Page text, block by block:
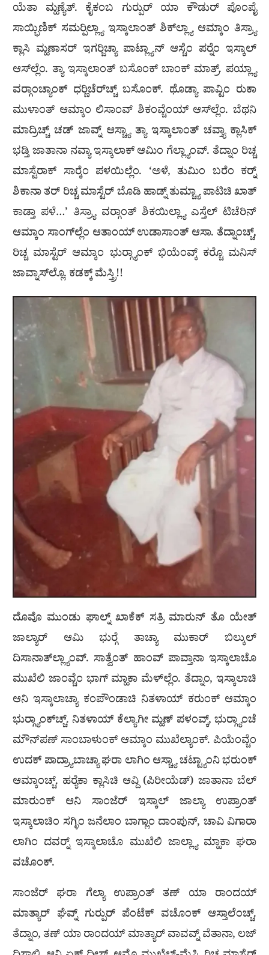
ಯೆತಾ ಮ್ಹಣ್ಯೆತ್. ಕೈಕಂಬ ಗುರ‍್ಪುರ್ ಯಾ ಕೌಡುರ್ ಪೊಂಪೈ
ಸಾಯ್ಭಿಣಿಕ್ ಸಮರ‍್ಪಿಲ್ಲ್ಯಾ ಇಸ್ಕಾಲಾಂತ್ ಶಿಕ್‌ಲ್ಲ್ಯಾ ಆಮ್ಕಾಂ ತಿಸ್ರ್ಯಾ
ಕ್ಲಾಸಿ ಮ್ಹಣಾಸರ್ ಇಗರ‍್ಜಿಚ್ಯಾ ಪಾಟ್ಲ್ಯಾನ್ ಆಸ್ಚೆಂ ಪರ‍್ನೆಂ ಇಸ್ಕಾಲ್
ಆಸ್‌ಲ್ಲೆಂ. ತ್ಯಾ ಇಸ್ಕಾಲಾಂತ್ ಬಸೊಂಕ್ ಬಾಂಕ್ ಮಾತ್ರ್. ಪಯ್ಲ್ಯಾ
ವರ‍್ಗಾಂಚ್ಯಾಂಕ್ ಧರ‍್ಣಿಚೆರ್‌ಚ್ಚ್ ಬಸೊಂಕ್. ಥೊಡ್ಯಾ ಪಾವ್ಟಿಂ ರುಕಾ
ಮುಳಾಂತ್ ಆಮ್ಕಾಂ ಲಿಸಾಂವ್ ಶಿಕಂವ್ಚೆಂಯ್ ಆಸ್‌ಲ್ಲೆಂ. ಬೆಥನಿ
ಮಾದ್ರಿಚ್ಚ್ ಚಡ್ ಜಾವ್ನ್ ಆಸ್ಚ್ಯಾ ತ್ಯಾ ಇಸ್ಕಾಲಾಂತ್ ಚವ್ತ್ಯಾ ಕ್ಲಾಸಿಕ್
ಭಡ್ತಿ ಜಾತಾನಾ ನವ್ಯಾ ಇಸ್ಕಾಲಾಕ್ ಆಮಿಂ ಗೆಲ್ಲ್ಯಾಂವ್. ತೆದ್ನಾಂ ರಿಚ್ಚ
ಮಾಸ್ಟೆರಾಕ್ ಸಾರ‍್ಕೆಂ ಪಳಯಿಲ್ಲೆಂ. ‘ಅಳೆ, ತುಮಿಂ ಬರೆಂ ಕರ‍್ನ್
ಶಿಕಾನಾ ತರ್ ರಿಚ್ಚ ಮಾಸ್ಟೆರ್ ಬೊಡಿ ಹಾಡ್ನ್ ತುಮ್ಚ್ಯಾ ಪಾಟಿಚಿ ಖಾತ್
ಕಾಡ್ತಾ ಪಳೆ…’ ತಿಸ್ರ್ಯಾ ವರ‍್ಗಾಂತ್ ಶಿಕಯಿಲ್ಲ್ಯಾ ಎಸ್ತೆಲ್ ಟಿಚೆರಿನ್
ಆಮ್ಕಾಂ ಸಾಂಗ್‌ಲ್ಲೆಂ ಆತಾಂಯ್ ಉಡಾಸಾಂತ್ ಆಸಾ. ತೆದ್ನಾಂಚ್ಚ್,
ರಿಚ್ಚ ಮಾಸ್ಟೆರ್ ಆಮ್ಕಾಂ ಭುರ‍್ಗ್ಯಾಂಕ್ ಭಿಯೆಂವ್ಕ್ ಕರ‍್ಚೊ ಮನಿಸ್
ಜಾವ್ನಾಸ್‌ಲ್ಲೊ. ಕಡಕ್ಕ್ ಮೆಸ್ತ್ರಿ!!
ದೊವೊ ಮುಂಡು ಘಾಲ್ನ್ ಖಾಕೆಕ್ ಸತ್ರಿ ಮಾರುನ್ ತೊ ಯೇತ್
ಜಾಲ್ಯಾರ್ ಆಮಿ ಭುರ‍್ಗೆ ತಾಚ್ಯಾ ಮುಕಾರ್ ಬಿಲ್ಕುಲ್
ದಿಸಾನಾತ್‌ಲ್ಲ್ಯಾಂವ್. ಸಾತ್ವೆಂತ್ ಹಾಂವ್ ಪಾವ್ತಾನಾ ಇಸ್ಕಾಲಾಚೊ
ಮುಖೆಲಿ ಜಾಂವ್ಚೆಂ ಭಾಗ್ ಮ್ಹಾಕಾ ಮೆಳ್‌ಲ್ಲೆಂ. ತೆದ್ನಾಂ, ಇಸ್ಕಾಲಾಚಿ
ಆನಿ ಇಸ್ಕಾಲಾಚ್ಯಾ ಕಂಪೌಂಡಾಚಿ ನಿತಳಾಯ್ ಕರುಂಕ್ ಆಮ್ಕಾಂ
ಭುರ‍್ಗ್ಯಾಂಕ್‌ಚ್ಚ್. ನಿತಳಾಯ್ ಕೆಲ್ಯಾಗೀ ಮ್ಹಣ್ ಪಳಂವ್ಕ್, ಭುರ‍್ಗ್ಯಾಂಚೆ
ಮೌನ್‌ಪಣ್ ಸಾಂಬಾಳುಂಕ್ ಆಮ್ಕಾಂ ಮುಖೆಲ್ಯಾಂಕ್. ಪಿಯೆಂವ್ಚೆಂ
ಉದಕ್ ಪಾದ್ರ್ಯಾಬಾಚ್ಯಾ ಘರಾ ಲಾಗಿಂ ಆಸ್ಚ್ಯಾ ಚಟ್ಟ್ಯಾಂನಿ ಭರುಂಕ್
ಆಮ್ಕಾಂಚ್ಚ್. ಹರ‍್ಯೆಕಾ ಕ್ಲಾಸಿಚಿ ಆವ್ದಿ (ಪಿರೀಯೆಡ್) ಜಾತಾನಾ ಬೆಲ್
ಮಾರುಂಕ್ ಆನಿ ಸಾಂಜೆರ್ ಇಸ್ಕಾಲ್ ಜಾಲ್ಯಾ ಉಪ್ರಾಂತ್
ಇಸ್ಕಾಲಾಚಿಂ ಸಗ್ಳಿಂ ಜನೆಲಾಂ ಬಾಗ್ಲಾಂ ದಾಂಪುನ್, ಚಾವಿ ವಿಗಾರಾ
ಲಾಗಿಂ ದವರ‍್ನ್ ಇಸ್ಕಾಲಾಚೊ ಮುಖೆಲಿ ಜಾಲ್ಲ್ಯಾ ಮ್ಹಾಕಾ ಘರಾ
ವಚೊಂಕ್.
ಸಾಂಜೆರ್ ಘರಾ ಗೆಲ್ಯಾ ಉಪ್ರಾಂತ್ ತಣ್ ಯಾ ರಾಂದಯ್
ಮಾತ್ಯಾರ್ ಘೆವ್ನ್ ಗುರ‍್ಪುರ್ ಪೆಂಟೆಕ್ ವಚೊಂಕ್ ಆಸ್ತಾಲೆಂಚ್ಚ್.
ತೆದ್ನಾಂ, ತಣ್ ಯಾ ರಾಂದಯ್ ಮಾತ್ಯಾರ್ ವಾವವ್ನ್ ವೆತಾನಾ, ಲಜ್